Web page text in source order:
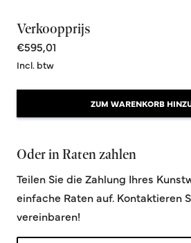
Verkoopprijs
€595,01
Incl. btw
ZUM WARENKORB
Oder in Raten zahlen
Teilen Sie die Zahlung Ihres
einfache Raten auf. Kontaktieren
vereinbaren!